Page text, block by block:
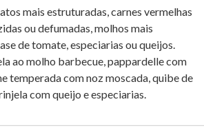
mais estruturadas, carnes vermelhas
ou defumadas, molhos mais
de tomate, especiarias ou queijos.
ao molho barbecue, pappardelle com
temperada com noz moscada, quibe de
com queijo e especiarias.